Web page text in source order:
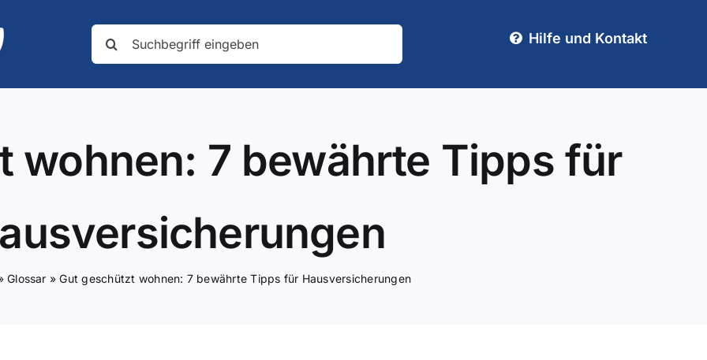
nach:
Hilfe und Kontakt
wohnen: 7 bewährte Tipps für
Glossar »Gut geschützt wohnen: 7 bewährte Tipps für Hausversicherungen